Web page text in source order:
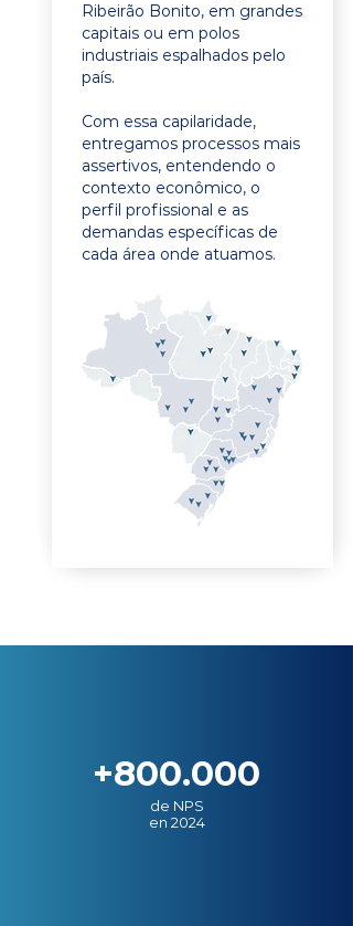
Ribeirão Bonito, em grandes
capitais ou em polos
industriais espalhados pelo
país.
Com essa capilaridade,
entregamos processos mais
assertivos, entendendo o
contexto econômico, o
perfil profissional e as
demandas específicas de
cada área onde atuamos.
+800.000
de NPS
en 2024